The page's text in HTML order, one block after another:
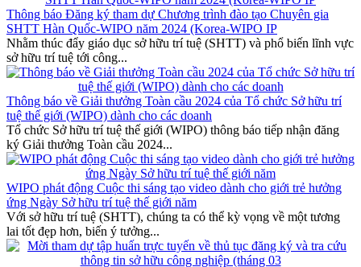
Thông báo Đăng ký tham dự Chương trình đào tạo Chuyên gia
SHTT Hàn Quốc-WIPO năm 2024 (Korea-WIPO IP
Nhằm thúc đẩy giáo dục sở hữu trí tuệ (SHTT) và phổ biến lĩnh vực
sở hữu trí tuệ tới công...
Thông báo về Giải thưởng Toàn cầu 2024 của Tổ chức Sở hữu trí
tuệ thế giới (WIPO) dành cho các doanh
Tổ chức Sở hữu trí tuệ thế giới (WIPO) thông báo tiếp nhận đăng
ký Giải thưởng Toàn cầu 2024...
WIPO phát động Cuộc thi sáng tạo video dành cho giới trẻ hưởng
ứng Ngày Sở hữu trí tuệ thế giới năm
Với sở hữu trí tuệ (SHTT), chúng ta có thể kỳ vọng về một tương
lai tốt đẹp hơn, biến ý tưởng...